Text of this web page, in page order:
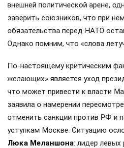
внешней политической арене,
заверить союзников, что при
обязательства перед НАТО
Однако помним, что «слова
По-настоящему критическим
желающих» является уход
что может привести к власти
заявила о намерении
отменить санкции против РФ и
уступкам Москве. Ситуацию
Люка Меланшона: лидер левых